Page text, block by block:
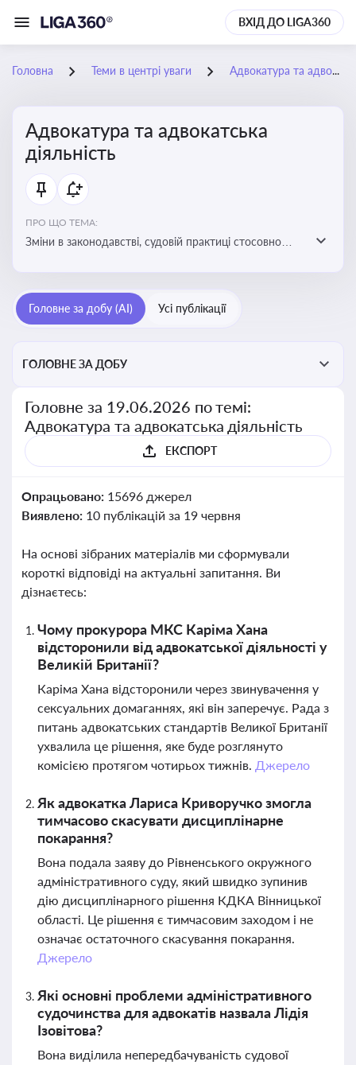
ВХІД ДО LIGA360
Головна Теми в центрі уваги Адвокатура та адвокатська діяльність
Адвокатура та адвокатська
діяльність
ПРО ЩО ТЕМА:
Зміни в законодавстві, судовій практиці стосовно
Головне за добу (AI) Усі публікації
ГОЛОВНЕ ЗА ДОБУ
Головне за 19.06.2026 по темі:
Адвокатура та адвокатська діяльність
ЕКСПОРТ
Опрацьовано: 15696 джерел
Виявлено: 10 публікацій за 19 червня
На основі зібраних матеріалів ми сформували
короткі відповіді на актуальні запитання. Ви
дізнаєтесь:
Чому прокурора МКС Каріма Хана
відсторонили від адвокатської діяльності у
Великій Британії?
Каріма Хана відсторонили через звинувачення у
сексуальних домаганнях, які він заперечує. Рада з
питань адвокатських стандартів Великої Британії
ухвалила це рішення, яке буде розглянуто
комісією протягом чотирьох тижнів. Джерело
Як адвокатка Лариса Криворучко змогла
тимчасово скасувати дисциплінарне
покарання?
Вона подала заяву до Рівненського окружного
адміністративного суду, який швидко зупинив
дію дисциплінарного рішення КДКА Вінницької
області. Це рішення є тимчасовим заходом і не
означає остаточного скасування покарання.
Джерело
Які основні проблеми адміністративного
судочинства для адвокатів назвала Лідія
Ізовітова?
Вона виділила непередбачуваність судової